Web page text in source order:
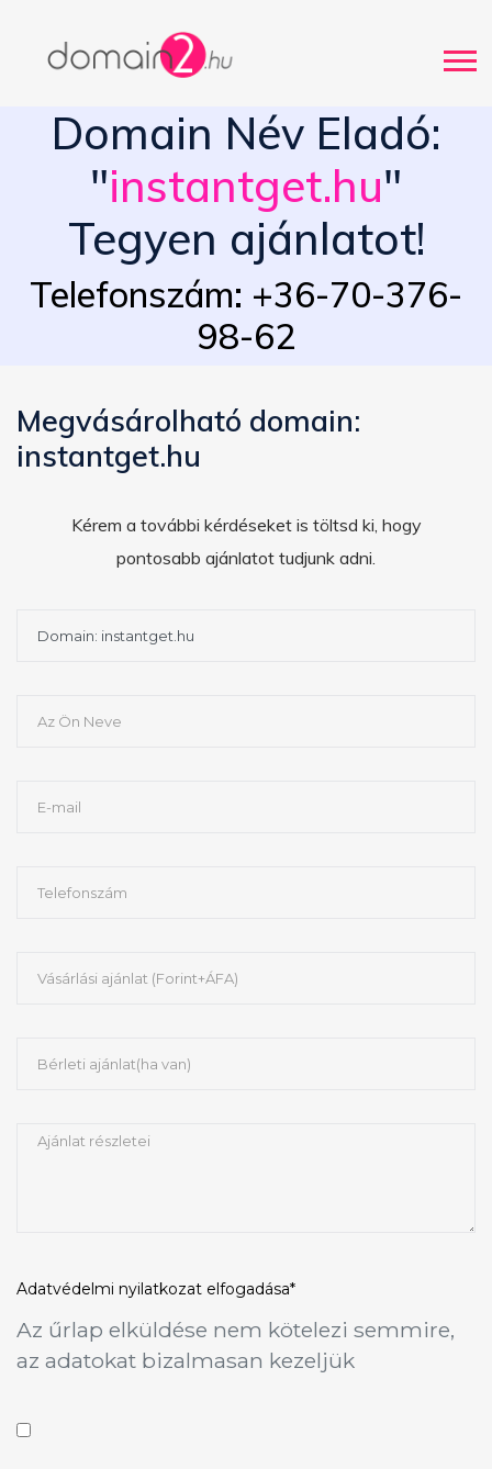
Domain Név Eladó:
"instantget.hu"
Tegyen ajánlatot!
Telefonszám: +36-70-376-
98-62
Megvásárolható domain:
instantget.hu
Kérem a további kérdéseket is töltsd ki, hogy
pontosabb ajánlatot tudjunk adni.
Adatvédelmi nyilatkozat elfogadása*
Az űrlap elküldése nem kötelezi semmire,
az adatokat bizalmasan kezeljük